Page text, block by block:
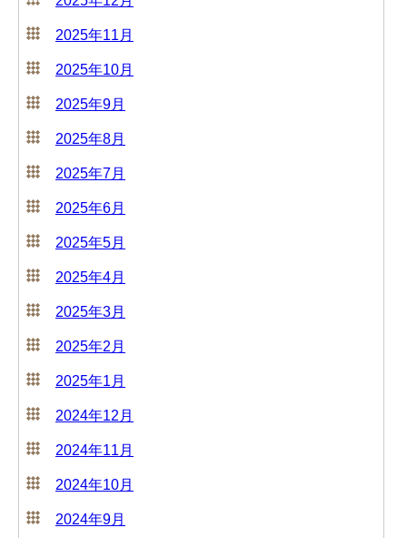
2025年11月
2025年10月
2025年9月
2025年8月
2025年7月
2025年6月
2025年5月
2025年4月
2025年3月
2025年2月
2025年1月
2024年12月
2024年11月
2024年10月
2024年9月